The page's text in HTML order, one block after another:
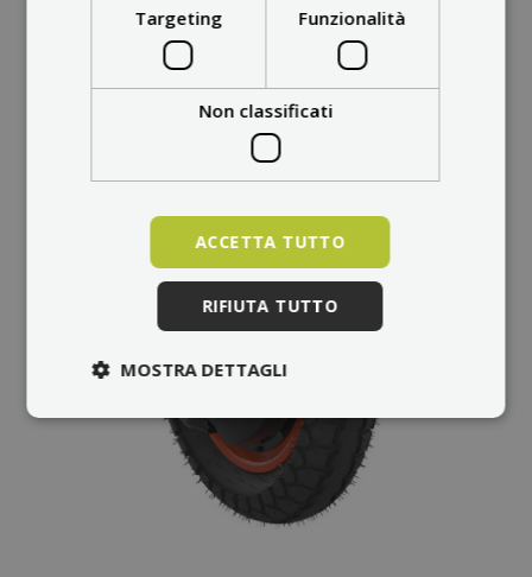
Targeting Funzionalità
Non classificati
ACCETTA TUTTO
RIFIUTA TUTTO
MOSTRA DETTAGLI